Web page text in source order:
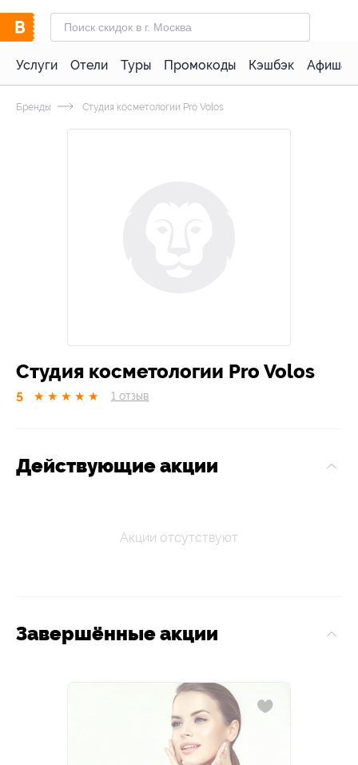
Услуги Отели Туры Промокоды Кэшбэк Афиша
Бренды Студия косметологии Pro Volos
Студия косметологии Pro Volos
5 ★ ★ ★ ★ ★ 1 отзыв
Действующие акции
Акции отсутствуют
Завершённые акции